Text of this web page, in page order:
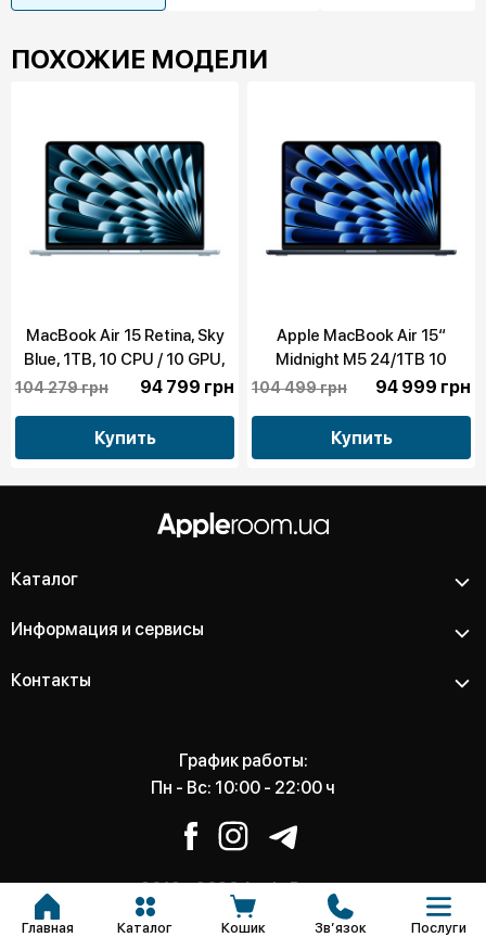
ПОХОЖИЕ МОДЕЛИ
MacBook Air 15 Retina, Sky
Blue, 1TB, 10 CPU / 10 GPU,
24GB RAM with Apple M5
104 279 грн 94 799 грн
Купить
Apple MacBook Air 15“
Midnight M5 24/1TB 10
CPU/10 GPU 2026 (MDVN4)
104 499 грн 94 999 грн
Купить
Каталог
Информация и сервисы
Контакты
График работы:
Пн - Вс: 10:00 - 22:00 ч
2012 - 2026 Apple Room -
Магазин и сервисный центр
Главная Каталог Кошик Звʼязок Послуги